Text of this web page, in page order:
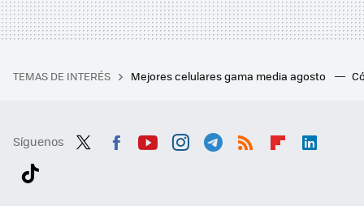
TEMAS DE INTERÉS Mejores celulares gama media agosto
Síguenos